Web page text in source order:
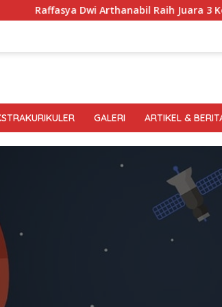
Dwi Arthanabil Raih Juara 3 Kejurkab
GALERI ARTIKEL &